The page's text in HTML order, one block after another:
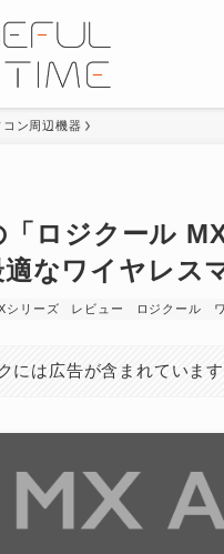
コン周辺機器
「ロジクール
なワイヤレス
シリーズ レビュー ロジクール
には広告が含まれています